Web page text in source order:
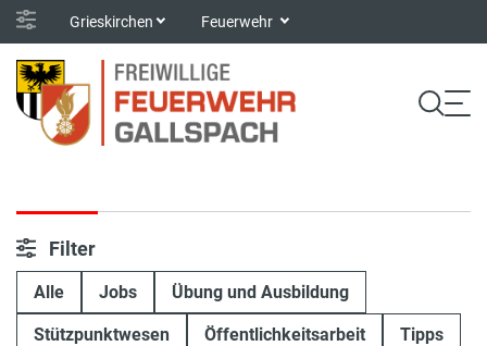
Grieskirchen Feuerwehr
Filter
Alle Jobs Übung und Ausbildung
Stützpunktwesen Öffentlichkeitsarbeit Tipps